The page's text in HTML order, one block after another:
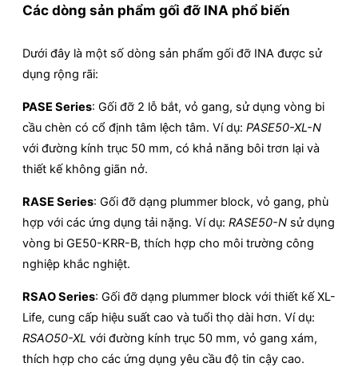
Các dòng sản phẩm gối đỡ INA phổ biến
Dưới đây là một số dòng sản phẩm gối đỡ INA được sử
dụng rộng rãi:
PASE Series: Gối đỡ 2 lỗ bắt, vỏ gang, sử dụng vòng bi
cầu chèn có cổ định tâm lệch tâm. Ví dụ: PASE50-XL-N
với đường kính trục 50 mm, có khả năng bôi trơn lại và
thiết kế không giãn nở.​
RASE Series: Gối đỡ dạng plummer block, vỏ gang, phù
hợp với các ứng dụng tải nặng. Ví dụ: RASE50-N sử dụng
vòng bi GE50-KRR-B, thích hợp cho môi trường công
nghiệp khắc nghiệt.​
RSAO Series: Gối đỡ dạng plummer block với thiết kế XL-
Life, cung cấp hiệu suất cao và tuổi thọ dài hơn. Ví dụ:
RSAO50-XL với đường kính trục 50 mm, vỏ gang xám,
thích hợp cho các ứng dụng yêu cầu độ tin cậy cao.